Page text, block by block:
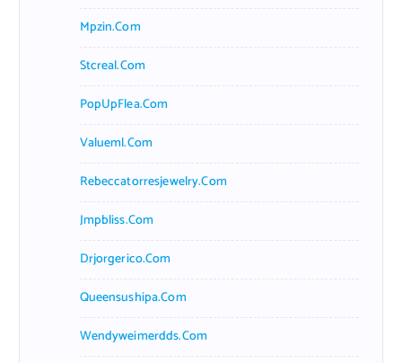
Mpzin.com
Stcreal.com
PopUpFlea.com
Valueml.com
Rebeccatorresjewelry.com
Jmpbliss.com
Drjorgerico.com
Queensushipa.com
Wendyweimerdds.com